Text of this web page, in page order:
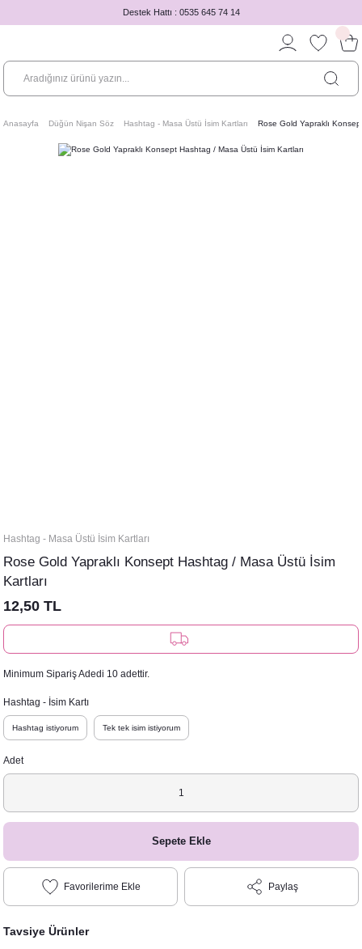
Destek Hattı : 0535 645 74 14
Anasayfa Düğün Nişan Söz Hashtag - Masa Üstü İsim Kartları Rose Gold Yapraklı
Hashtag - Masa Üstü İsim Kartları
Rose Gold Yapraklı Konsept Hashtag / Masa Üstü İsim
Kartları
12,50 TL
Minimum Sipariş Adedi 10 adettir.
Hashtag - İsim Kartı
Hashtag istiyorum Tek tek isim istiyorum
Adet
Sepete Ekle
Paylaş
Tavsiye Ürünler